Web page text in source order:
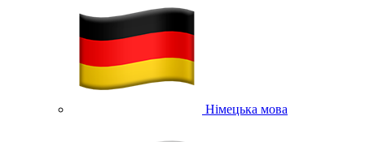
Німецька мова